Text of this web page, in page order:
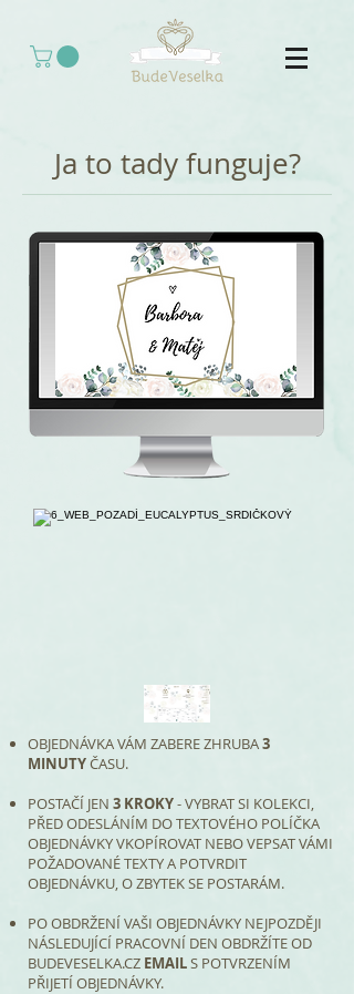
Ja to tady funguje?
OBJEDNÁVKA VÁM ZABERE ZHRUBA3
MINUTYČASU.
POSTAČÍ JEN 3 KROKY- VYBRAT SI KOLEKCI,
PŘED ODESLÁNÍM DO TEXTOVÉHO POLÍČKA
OBJEDNÁVKY VKOPÍROVAT NEBO VEPSAT VÁMI
POŽADOVANÉ TEXTY A POTVRDIT
OBJEDNÁVKU, O ZBYTEK SE POSTARÁM.
PO OBDRŽENÍ VAŠI OBJEDNÁVKY NEJPOZDĚJI
NÁSLEDUJÍCÍ PRACOVNÍ DEN OBDRŽÍTE OD
BUDEVESELKA.CZ EMAILS POTVRZENÍM
PŘIJETÍ OBJEDNÁVKY.